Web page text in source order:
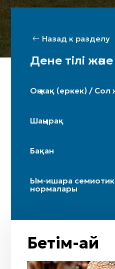
Назад к разделу
Дене тілі
Оң жақ (еркек) / Сол
Шаңырақ
Бақан
Ым-ишара
нормалары
Тәжім ету
Қол алысу
Қол жаю
Жағасын ұстау
Бетім-ай